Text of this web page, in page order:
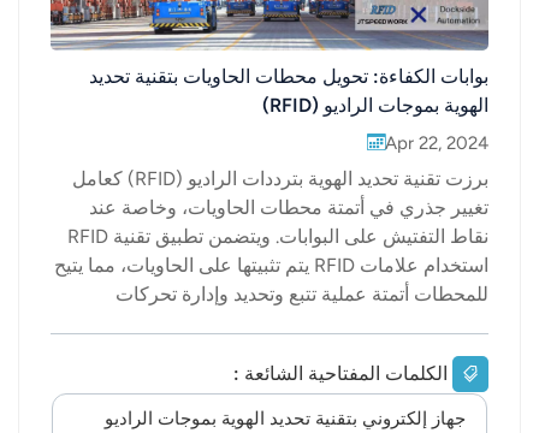
한국어
Türk
Ελληνικά
Melayu
Polski
Tiếng Việt
Indonesia
بوابات الكفاءة: تحويل محطات الحاويات بتقنية تحديد
الهوية بموجات الراديو (RFID)
Apr 22, 2024
برزت تقنية تحديد الهوية بترددات الراديو (RFID) كعامل
تغيير جذري في أتمتة محطات الحاويات، وخاصة عند
نقاط التفتيش على البوابات. ويتضمن تطبيق تقنية RFID
استخدام علامات RFID يتم تثبيتها على الحاويات، مما يتيح
للمحطات أتمتة عملية تتبع وتحديد وإدارة تحركات
الموضوعة استراتيجياً عند مداخل ومخارج البوابات.
الحاويات المارة، فتلتقط على الفور بيانات بالغة الأهمية
الكلمات المفتاحية الشائعة :
جهاز إلكتروني بتقنية تحديد الهوية بموجات الراديو